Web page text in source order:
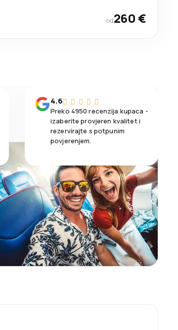
od260 €
4.6
Preko 4950 recenzija kupaca -
izaberite provjeren kvalitet i
rezervirajte s potpunim
povjerenjem.